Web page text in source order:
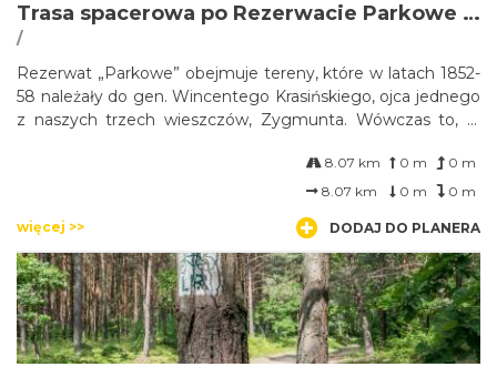
Trasa spacerowa po Rezerwacie Parkowe w Złotym Potoku
/
Rezerwat „Parkowe” obejmuje tereny, które w latach 1852-
58 należały do gen. Wincentego Krasińskiego, ojca jednego
z naszych trzech wieszczów, Zygmunta. Wówczas to, w
idei ochrony przyrody, zaczęto myśleć o kompleksowej
8.07 km 0 m
0 m
8.07 km
0 m 0 m
więcej >> DODAJ DO PLANERA